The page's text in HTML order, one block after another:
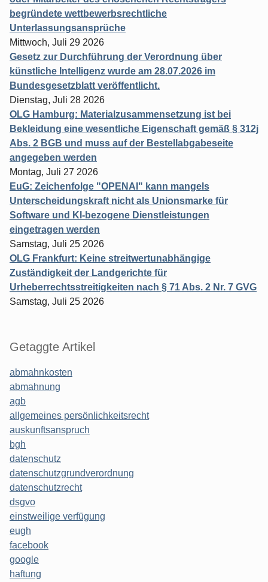
begründete wettbewerbsrechtliche
Unterlassungsansprüche
Mittwoch, Juli 29 2026
Gesetz zur Durchführung der Verordnung über
künstliche Intelligenz wurde am 28.07.2026 im
Bundesgesetzblatt veröffentlicht.
Dienstag, Juli 28 2026
OLG Hamburg: Materialzusammensetzung ist bei
Bekleidung eine wesentliche Eigenschaft gemäß § 312j
Abs. 2 BGB und muss auf der Bestellabgabeseite
angegeben werden
Montag, Juli 27 2026
EuG: Zeichenfolge "OPENAI" kann mangels
Unterscheidungskraft nicht als Unionsmarke für
Software und KI-bezogene Dienstleistungen
eingetragen werden
Samstag, Juli 25 2026
OLG Frankfurt: Keine streitwertunabhängige
Zuständigkeit der Landgerichte für
Urheberrechtsstreitigkeiten nach § 71 Abs. 2 Nr. 7 GVG
Samstag, Juli 25 2026
Getaggte Artikel
abmahnkosten
abmahnung
agb
allgemeines persönlichkeitsrecht
auskunftsanspruch
bgh
datenschutz
datenschutzgrundverordnung
datenschutzrecht
dsgvo
einstweilige verfügung
eugh
facebook
google
haftung